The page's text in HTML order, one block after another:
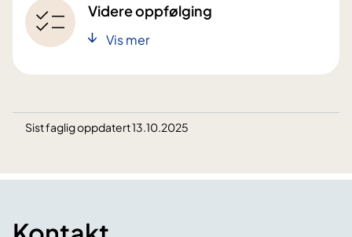
Videre oppfølging
Vis mer
Sist faglig oppdatert 13.10.2025